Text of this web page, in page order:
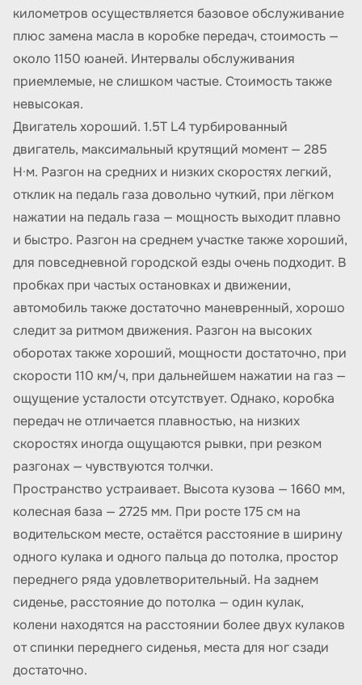
километров осуществляется базовое обслуживание
плюс замена масла в коробке передач, стоимость —
около 1150 юаней. Интервалы обслуживания
приемлемые, не слишком частые. Стоимость также
невысокая.
Двигатель хороший. 1.5T L4 турбированный
двигатель, максимальный крутящий момент — 285
Н·м. Разгон на средних и низких скоростях легкий,
отклик на педаль газа довольно чуткий, при лёгком
нажатии на педаль газа — мощность выходит плавно
и быстро. Разгон на среднем участке также хороший,
для повседневной городской езды очень подходит. В
пробках при частых остановках и движении,
автомобиль также достаточно маневренный, хорошо
следит за ритмом движения. Разгон на высоких
оборотах также хороший, мощности достаточно, при
скорости 110 км/ч, при дальнейшем нажатии на газ —
ощущение усталости отсутствует. Однако, коробка
передач не отличается плавностью, на низких
скоростях иногда ощущаются рывки, при резком
разгонах — чувствуются толчки.
Пространство устраивает. Высота кузова — 1660 мм,
колесная база — 2725 мм. При росте 175 см на
водительском месте, остаётся расстояние в ширину
одного кулака и одного пальца до потолка, простор
переднего ряда удовлетворительный. На заднем
сиденье, расстояние до потолка — один кулак,
колени находятся на расстоянии более двух кулаков
от спинки переднего сиденья, места для ног сзади
достаточно.